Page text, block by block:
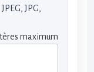
JPG,
maximum